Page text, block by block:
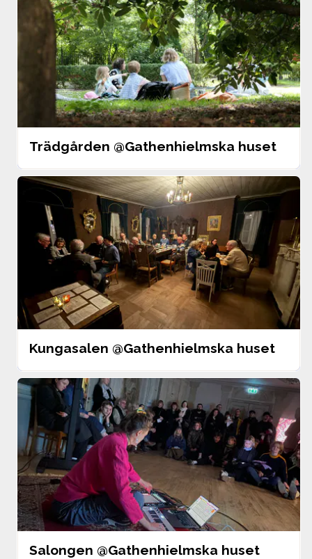
Trädgården @Gathenhielmska huset
Kungasalen @Gathenhielmska huset
Salongen @Gathenhielmska huset